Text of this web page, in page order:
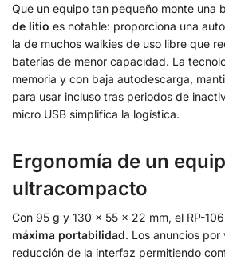
Que un equipo tan pequeño monte una
de litio es notable: proporciona una
la de muchos walkies de uso libre que
baterías de menor capacidad. La
memoria y con baja autodescarga,
para usar incluso tras periodos de
micro USB simplifica la logística.
Ergonomía de un
ultracompacto
Con 95 g y 130 × 55 × 22 mm, el RP-
máxima portabilidad. Los anuncios
reducción de la interfaz permitiendo